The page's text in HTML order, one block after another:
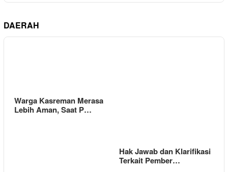
DAERAH
Warga Kasreman Merasa
Lebih Aman, Saat P…
Hak Jawab dan Klarifikasi
Terkait Pember…